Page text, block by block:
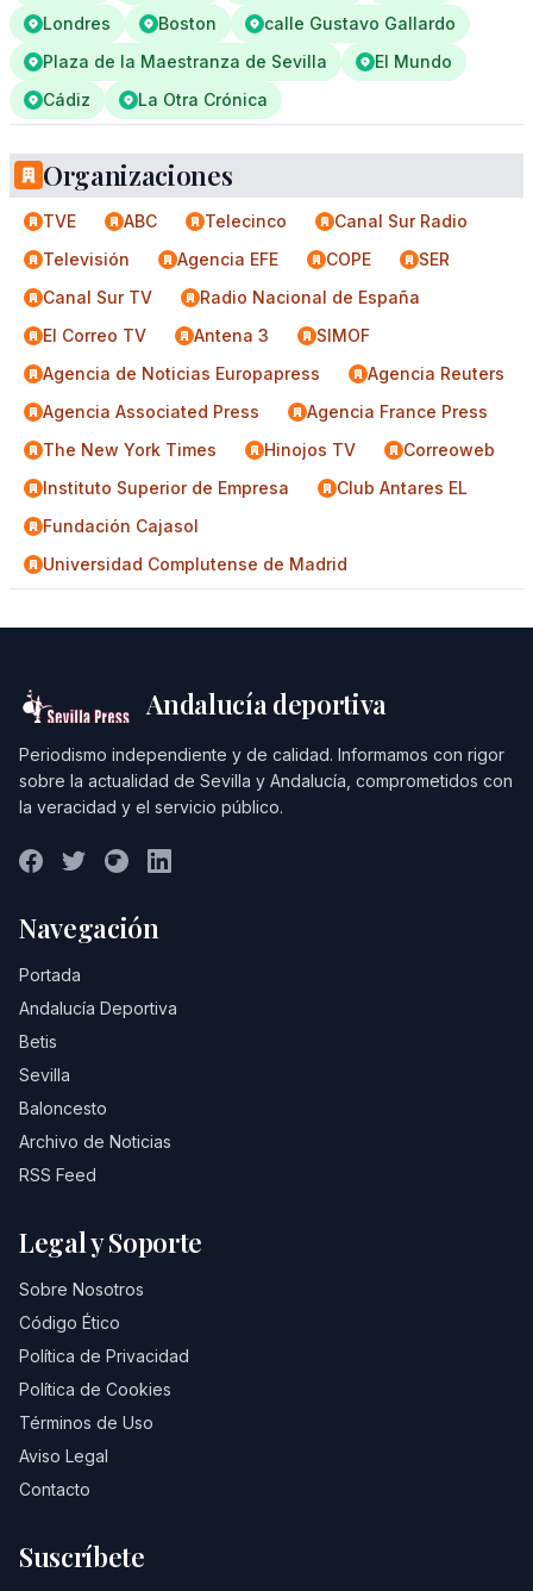
Londres
Boston
calle Gustavo Gallardo
Plaza de la Maestranza de Sevilla
El Mundo
Cádiz
La Otra Crónica
Organizaciones
TVE ABC Telecinco
Canal Sur Radio
Televisión
Agencia EFE COPE
SER
Canal Sur TV
Radio Nacional de España
El Correo TV
Antena 3
SIMOF
Agencia de Noticias Europapress
Agencia Reuters
Agencia Associated Press
Agencia France Press
The New York Times
Hinojos TV
Correoweb
Instituto Superior de Empresa
Club Antares EL
Fundación Cajasol
Universidad Complutense de Madrid
Andalucía deportiva
Periodismo independiente y de calidad. Informamos con rigor
sobre la actualidad de Sevilla y Andalucía, comprometidos con
la veracidad y el servicio público.
Navegación
Portada
Andalucía Deportiva
Betis
Sevilla
Baloncesto
Archivo de Noticias
RSS Feed
Legal y Soporte
Sobre Nosotros
Código Ético
Política de Privacidad
Política de Cookies
Términos de Uso
Aviso Legal
Contacto
Suscríbete